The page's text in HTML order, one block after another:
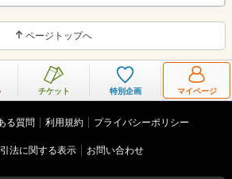
ページトップへ
チケット 特別企画 マイページ
る質問 利用規約 プライバシーポリシー
法に関する表示 お問い合わせ